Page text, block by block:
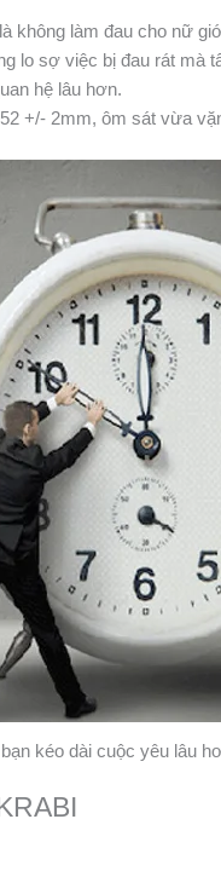
không làm đau cho nữ
lo sợ việc bị đau rát mà
hệ lâu hơn.
+/- 2mm, ôm sát vừa
kéo dài cuộc yêu lâu